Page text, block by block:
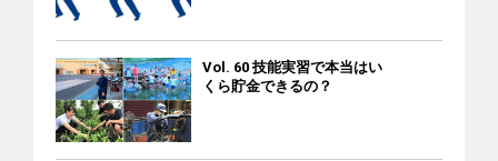
ポイント（5000円分）をもらえる」「年会費無料」とPRして
いたので、「よし、これも作ってみようか」と思い、申し込
んでみました。すると、審査に通ってこのカードも作ること
ができました。楽天市場で買い物をする際、楽天カードで支
払いをすると、通常より多くポイントをもらえるというメリ
能性が高くなった時点で、まずそのことを相手にできるだけ
早く伝えましょう。そのときに、何時に着きそうかも伝えま
す。到着時間がすぐにはわからなくても、時間のメドが立ち
次第、必ず相手に連絡を入れてください。そうすることで、
相手は待ち時間を有効に使うことができます。 社内の会議で
も同じです。遅れる場合は、遅れることとその理由を早めに
17:00） ※ヘルプデスクは全国からの相談に対応。 ※どちらの
電話でも、ベトナム語を希望する場合は、最初に「ベトナム
語でお願いします」と日本語か英語で告げてください。 ■北
海道 北海道外国人相談センター ＝ 011-200-9595（平日9:00-
られてしまい、不快に思われることがあります。こうなる
と、まさしく“変な意味”になってしまいます。 このような精
神文化が根付いているため、日本人は相手の目を長く見るこ
とも見られることも苦手です。しかし、グローバル化に伴っ
て、最近では就職活動などの際に「相手の目を見て話しなさ
Vol. 60 技能実習で本当はい
くら貯金できるの？